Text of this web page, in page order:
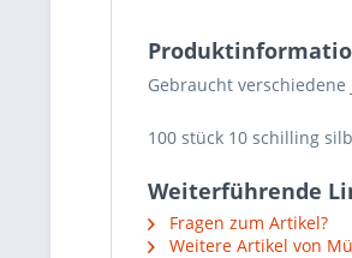
Gebraucht
100 stück 10 schilling
Weiterführende
Fragen zum Artikel?
Weitere Artikel von